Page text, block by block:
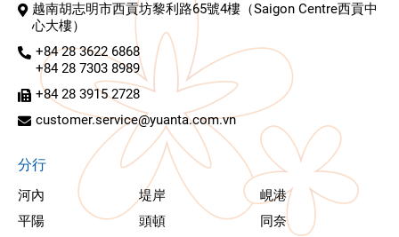
越南胡志明市西貢坊黎利路65號4樓（Saigon Centre西貢中
心大樓）
+84 28 3622 6868
+84 28 7303 8989
+84 28 3915 2728
customer.service@yuanta.com.vn
分行
河內 堤岸
峴港
平陽
頭頓 同奈